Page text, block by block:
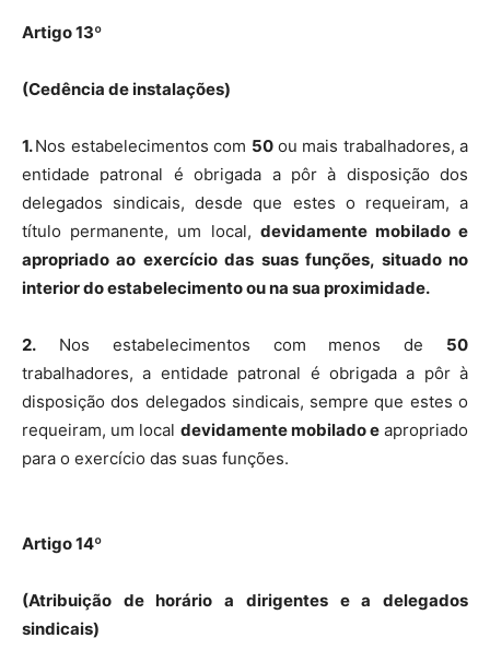
Artigo 13º
(Cedência de instalações)
1.Nos estabelecimentos com 50ou mais trabalhadores, a
entidade patronal é obrigada a pôr à disposição dos
delegados sindicais, desde que estes o requeiram, a
título permanente, um local, devidamente mobilado e
apropriado ao exercício das suas funções, situado no
interior do estabelecimento ou na sua proximidade.
2. Nos estabelecimentos com menos de 50
trabalhadores, a entidade patronal é obrigada a pôr à
disposição dos delegados sindicais, sempre que estes o
requeiram, um local devidamente mobilado eapropriado
para o exercício das suas funções.
Artigo 14º
(Atribuição de horário a dirigentes e a delegados
sindicais)